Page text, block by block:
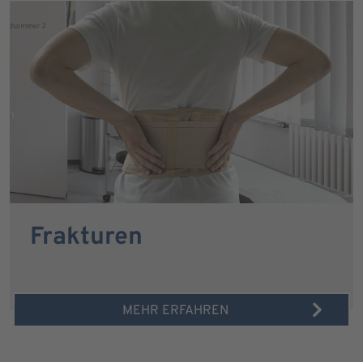
Frakturen
MEHR ERFAHREN